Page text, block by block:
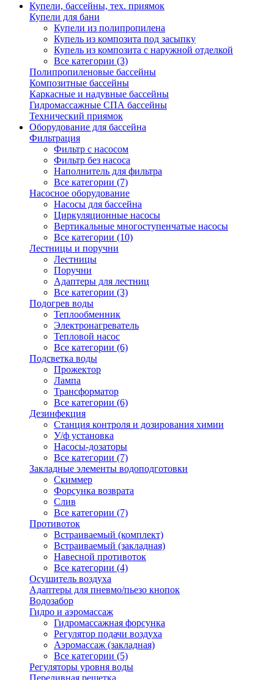
Купели, бассейны, тех. приямок
Купели для бани
Купели из полипропилена
Купель из композита под засыпку
Купель из композита с наружной отделкой
Все категории (3)
Полипропиленовые бассейны
Композитные бассейны
Каркасные и надувные бассейны
Гидромассажные СПА бассейны
Технический приямок
Оборудование для бассейна
Фильтрация
Фильтр с насосом
Фильтр без насоса
Наполнитель для фильтра
Все категории (7)
Насосное оборудование
Насосы для бассейна
Циркуляционные насосы
Вертикальные многоступенчатые насосы
Все категории (10)
Лестницы и поручни
Лестницы
Поручни
Адаптеры для лестниц
Все категории (3)
Подогрев воды
Теплообменник
Электронагреватель
Тепловой насос
Все категории (6)
Подсветка воды
Прожектор
Лампа
Трансформатор
Все категории (6)
Дезинфекция
Станция контроля и дозирования химии
У/ф установка
Насосы-дозаторы
Все категории (7)
Закладные элементы водоподготовки
Скиммер
Форсунка возврата
Слив
Все категории (7)
Противоток
Встраиваемый (комплект)
Встраиваемый (закладная)
Навесной противоток
Все категории (4)
Осушитель воздуха
Адаптеры для пневмо/пьезо кнопок
Водозабор
Гидро и аэромассаж
Гидромассажная форсунка
Регулятор подачи воздуха
Аэромассаж (закладная)
Все категории (5)
Регуляторы уровня воды
Переливная решетка